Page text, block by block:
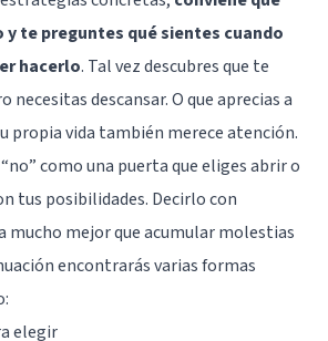
y te preguntes qué sientes cuando
hacerlo. Tal vez descubres que te
necesitas descansar. O que aprecias a
propia vida también merece atención.
como una puerta que eliges abrir o
tus posibilidades. Decirlo con
mucho mejor que acumular molestias
encontrarás varias formas
elegir